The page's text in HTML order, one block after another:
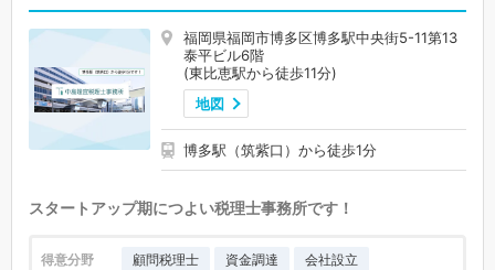
福岡県福岡市博多区博多駅中央街5-11第13
泰平ビル6階
(東比恵駅から徒歩11分)
地図
博多駅（筑紫口）から徒歩1分
スタートアップ期につよい税理士事務所です！
得意分野 顧問税理士 資金調達 会社設立